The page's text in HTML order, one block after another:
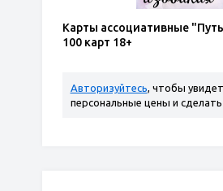
Карты ассоциативные
100 карт 18+
Авторизуйтесь, чтобы
персональные цены и сделать